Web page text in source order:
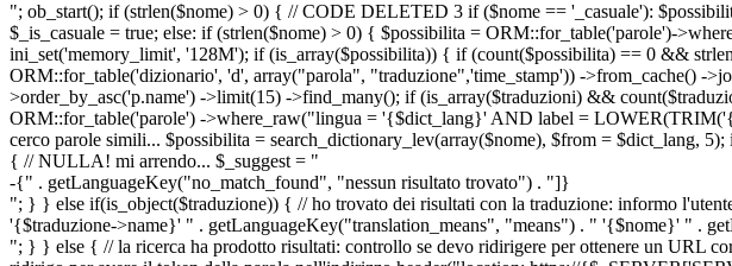
"; ob_start(); if (strlen($nome) > 0) { // CODE DELETED 3 if ($nome == '_casuale'):
$_is_casuale = true; else: if (strlen($nome) > 0) { $possibilita = ORM::for_table('parole')-
ini_set('memory_limit', '128M'); if (is_array($possibilita)) { if (count($possibilita) == 0 &&
ORM::for_table('dizionario', 'd', array("parola", "traduzione",'time_stamp')) ->from_cache()
>order_by_asc('p.name') ->limit(15) ->find_many(); if (is_array($traduzioni) &&
ORM::for_table('parole') ->where_raw("lingua = '{$dict_lang}' AND label =
cerco parole simili... $possibilita = search_dictionary_lev(array($nome), $from = $dict_lang,
{ // NULLA! mi arrendo... $_suggest = "
-{" . getLanguageKey("no_match_found", "nessun risultato trovato") . "]}
"; } } else if(is_object($traduzione)) { // ho trovato dei risultati con la traduzione: informo
'{$traduzione->name}' " . getLanguageKey("translation_means", "means") . " '{$nome}' " .
"; } } else { // la ricerca ha prodotto risultati: controllo se devo ridirigere per ottenere un URL